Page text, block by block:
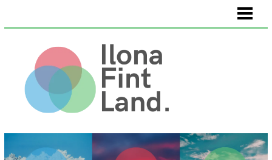
KÖPA KONST
OM OSS